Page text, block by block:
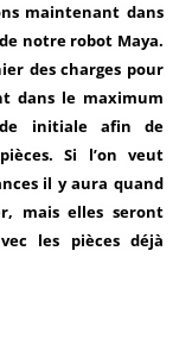
maintenant dans
notre robot Maya.
des charges pour
dans le maximum
initiale afin de
Si l’on veut
il y aura quand
mais elles seront
les pièces déjà